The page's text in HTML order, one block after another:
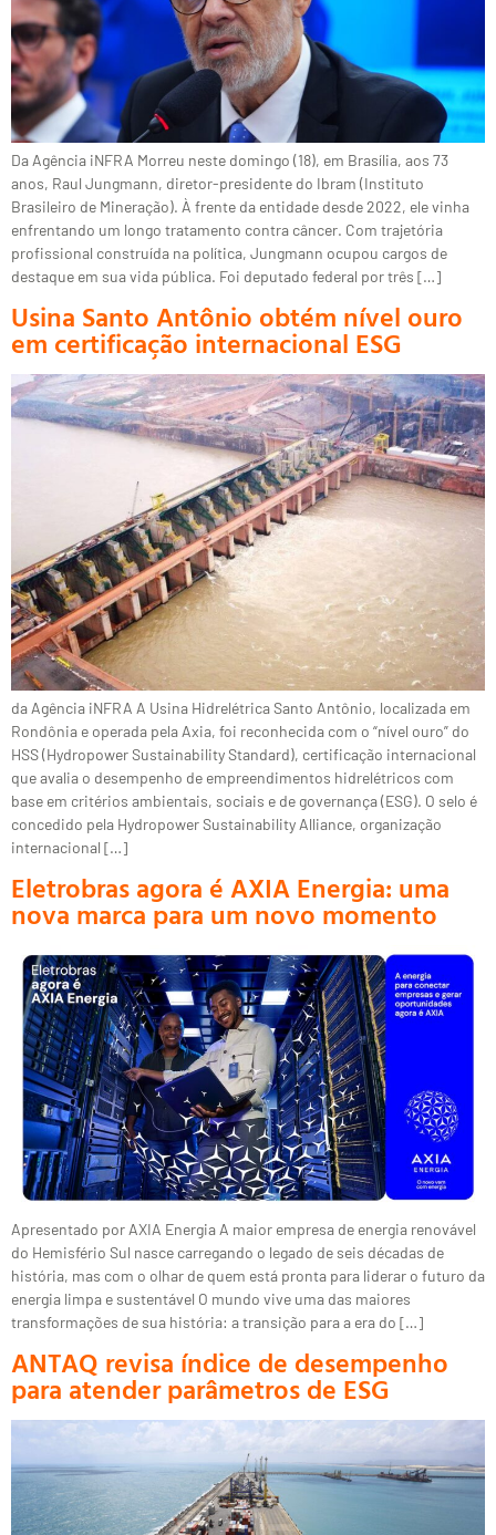
Da Agência iNFRA Morreu neste domingo (18), em Brasília, aos 73
anos, Raul Jungmann, diretor-presidente do Ibram (Instituto
Brasileiro de Mineração). À frente da entidade desde 2022, ele vinha
enfrentando um longo tratamento contra câncer. Com trajetória
profissional construída na política, Jungmann ocupou cargos de
destaque em sua vida pública. Foi deputado federal por três […]
Usina Santo Antônio obtém nível ouro
em certificação internacional ESG
da Agência iNFRA A Usina Hidrelétrica Santo Antônio, localizada em
Rondônia e operada pela Axia, foi reconhecida com o “nível ouro” do
HSS (Hydropower Sustainability Standard), certificação internacional
que avalia o desempenho de empreendimentos hidrelétricos com
base em critérios ambientais, sociais e de governança (ESG). O selo é
concedido pela Hydropower Sustainability Alliance, organização
internacional […]
Eletrobras agora é AXIA Energia: uma
nova marca para um novo momento
Apresentado por AXIA Energia A maior empresa de energia renovável
do Hemisfério Sul nasce carregando o legado de seis décadas de
história, mas com o olhar de quem está pronta para liderar o futuro da
energia limpa e sustentável O mundo vive uma das maiores
transformações de sua história: a transição para a era do […]
ANTAQ revisa índice de desempenho
para atender parâmetros de ESG